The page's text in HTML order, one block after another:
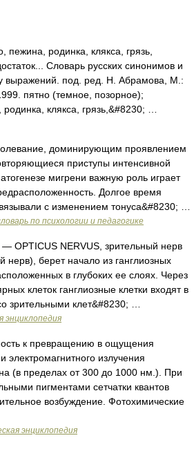
родинка, клякса, грязь,
Словарь русских синонимов и
выражений. под. ред. Н. Абрамова, М.:
пятно (темное, позорное);
клякса, грязь,&#8230; …
доминирующим проявлением
приступы интенсивной
мигрени важную роль играет
Долгое время
с изменением тонуса&#8230; …
по психологии и педагогике
— OPTICUS NERVUS, зрительный нерв
нерв), берет начало из ганглиозных
в глубоких ее слоях. Через
клеток ганглиозные клетки входят в
зрительными клет&#8230; …
энциклопедия
к превращению в ощущения
электромагнитного излучения
(в пределах от 300 до 1000 нм.). При
пигментами сетчатки квантов
возбуждение. Фотохимические
энциклопедия